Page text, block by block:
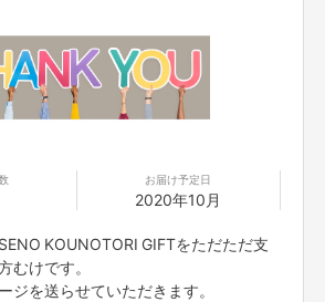
お届け予定日
2020年10月
KOUNOTORI GIFTをただただ支
むけです。
ジを送らせていただきます。